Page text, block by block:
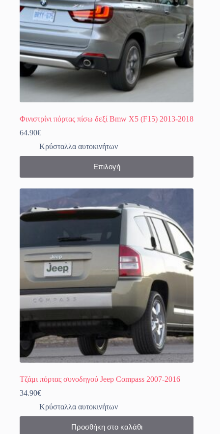
Φινιστρίνι πόρτας πίσω δεξί Bmw X5 (F15) 2013-2018
64.90€
Κρύσταλλα αυτοκινήτων
Επιλογή
Αυτό
προϊόν
παραλλαγές.
Οι
επιλογές
επιλεγούν
στη
σελίδα
προϊόντος
Τζάμι πόρτας συνοδηγού Jeep Compass 2007-2016
34.90€
Κρύσταλλα αυτοκινήτων
Προσθήκη στο καλάθι